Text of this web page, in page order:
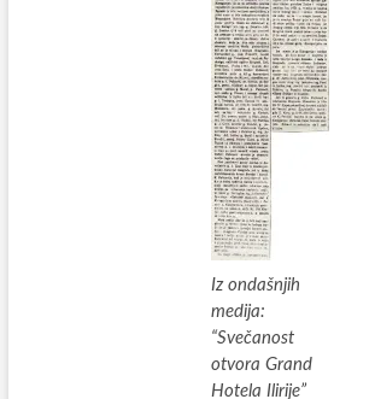
Iz ondašnjih
medija:
“Svečanost
otvora Grand
Hotela Ilirije”